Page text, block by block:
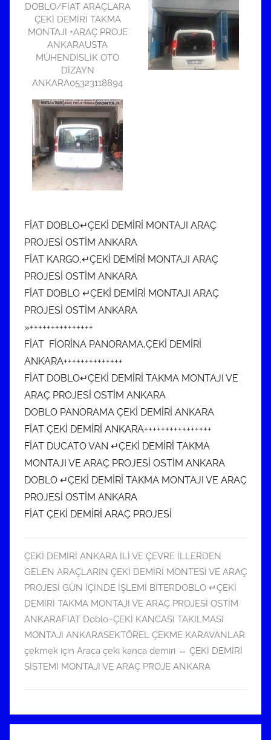
DOBLO/FİAT ARAÇLARA
ÇEKİ DEMİRİ TAKMA
MONTAJI +ARAÇ PROJE
ANKARAUSTA
MÜHENDİSLİK OTO
DİZAYN
ANKARA05323118894
FİAT DOBLO↵ÇEKİ DEMİRİ MONTAJI ARAÇ
PROJESİ OSTİM ANKARA
FİAT KARGO,↵ÇEKİ DEMİRİ MONTAJI ARAÇ
PROJESİ OSTİM ANKARA
FİAT DOBLO ↵ÇEKİ DEMİRİ MONTAJI ARAÇ
PROJESİ OSTİM ANKARA
»+++++++++++++++
FİAT FİORİNA PANORAMA,ÇEKİ DEMİRİ
ANKARA++++++++++++++
FİAT DOBLO↵ÇEKİ DEMİRİ TAKMA MONTAJI VE
ARAÇ PROJESİ OSTİM ANKARA
DOBLO PANORAMA ÇEKİ DEMİRİ ANKARA
FİAT ÇEKİ DEMİRİ ANKARA++++++++++++++++
FİAT DUCATO VAN ↵ÇEKİ DEMİRİ TAKMA
MONTAJI VE ARAÇ PROJESİ OSTİM ANKARA
DOBLO ↵ÇEKİ DEMİRİ TAKMA MONTAJI VE ARAÇ
PROJESİ OSTİM ANKARA
FİAT ÇEKİ DEMİRİ ARAÇ PROJESİ
ÇEKİ DEMİRİ ANKARA İLİ VE ÇEVRE İLLERDEN
GELEN ARAÇLARIN ÇEKİ DEMİRİ MONTESİ VE ARAÇ
PROJESİ GÜN İÇİNDE İŞLEMİ BİTERDOBLO ↵ÇEKİ
DEMİRİ TAKMA MONTAJI VE ARAÇ PROJESİ OSTİM
ANKARAFIAT Doblo~ÇEKİ KANCASI TAKILMASI
MONTAJI ANKARASEKTÖREL ÇEKME KARAVANLAR
çekmek için Araca çeki kanca demiri ⇔ ÇEKİ DEMİRİ
SİSTEMİ MONTAJI VE ARAÇ PROJE ANKARA
Ç